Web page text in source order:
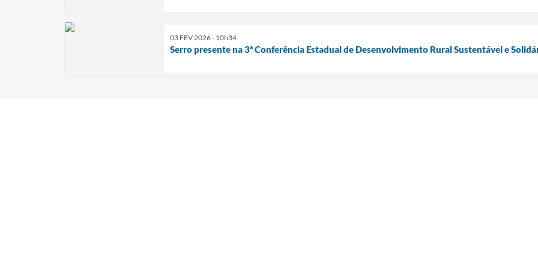
03 FEV 2026 - 10h34
Serro presente na 3ª Conferência Estadual de Desenvolvimento Rural Sustentável e